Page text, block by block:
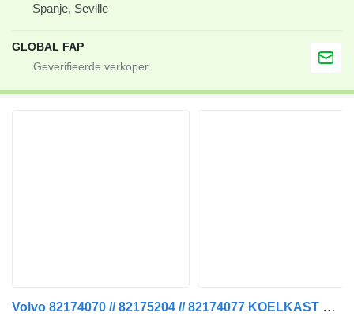
Spanje, Seville
GLOBAL FAP
Volvo 82174070 // 82175204 // 82174077 KOELKAST FH 460 EURO 6 MODEL 20 auto koelbox voor vrachtwagen